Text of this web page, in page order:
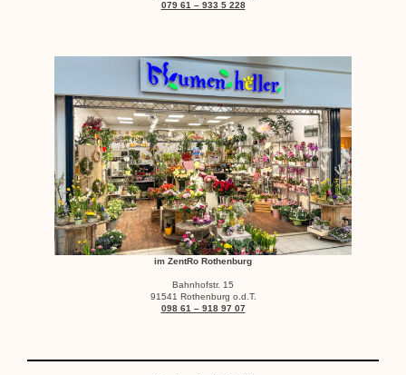
079 61 – 933 5 228
im ZentRo Rothenburg
Bahnhofstr. 15
91541 Rothenburg o.d.T.
098 61 – 918 97 07